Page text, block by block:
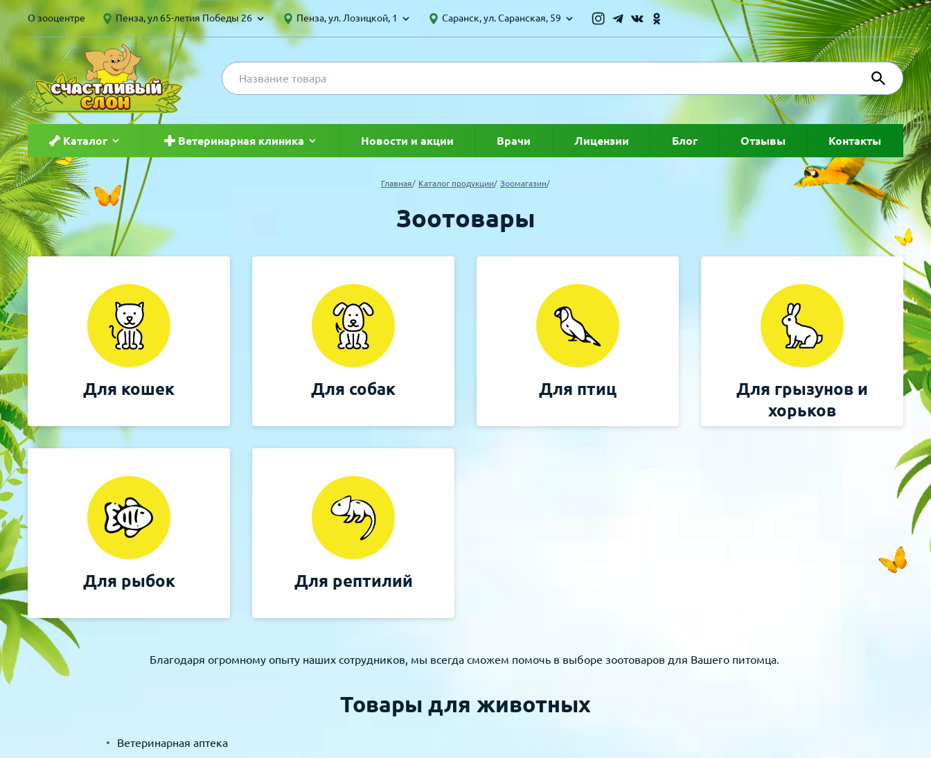
О зооцентре Пенза, ул 65-летия Победы 26 Пенза, ул. Лозицкой, 1 Саранск, ул. Саранская, 59
Каталог
Для кошек
Для собак
Для птиц
Для грызунов и хорьков
Для рыбок
Ветеринарная клиника
Вакцинация
Чипирование
Процедуры
Стоматология
Новости и акции Врачи Лицензии Блог Отзывы Контакты
Главная Каталог продукции Зоомагазин
Зоотовары
Для кошек Для собак Для птиц
Для грызунов и
хорьков
Для рыбок Для рептилий
Благодаря огромному опыту наших сотрудников, мы всегда сможем помочь в выборе зоотоваров для Вашего питомца.
Товары для животных
Ветеринарная аптека